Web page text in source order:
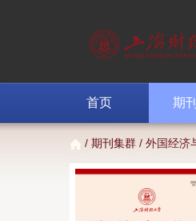
首页 期刊
/ 期刊集群 / 外国经济